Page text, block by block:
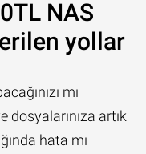
NAS
yollar
mı
dosyalarınıza artık
hata mı